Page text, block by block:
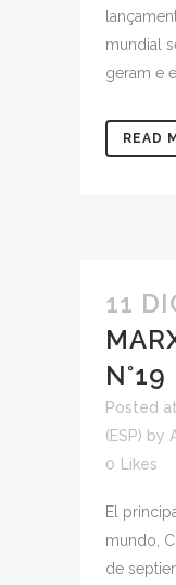
mundial
geram e
READ
11
N°19
Posted
(ESP) by
0
Likes
El
mundo,
de